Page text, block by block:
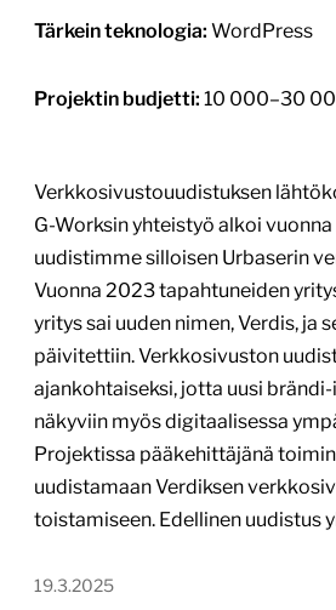
Tärkein teknologia: WordPress
Projektin budjetti: 10 000–30
Verkkosivustouudistuksen
G-Worksin yhteistyö alkoi
uudistimme silloisen Urbaserin
Vuonna 2023 tapahtuneiden
yritys sai uuden nimen, Verdis, ja
päivitettiin. Verkkosivuston
ajankohtaiseksi, jotta uusi
näkyviin myös digitaalisessa
Projektissa pääkehittäjänä
uudistamaan Verdiksen
toistamiseen. Edellinen uudistus
19.3.2025